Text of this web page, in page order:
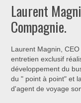
Laurent
Compagnie.
Laurent Magnin,
entretien exclusif
développement du
du " point à point" et
d'agent de voyage